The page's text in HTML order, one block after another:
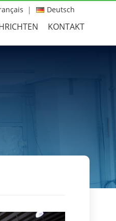
Deutsch
KONTAKT